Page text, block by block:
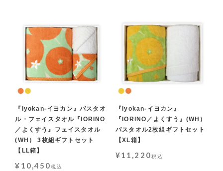
『iyokan-イヨカン』バスタオ
ル・フェイスタオル『IORINO
／よくすう』フェイスタオル
(WH） 3枚組ギフトセット
【LL箱】
¥ 10,450税込
『iyokan-イヨカン』
『IORINO／よくすう』(WH）
バスタオル2枚組ギフトセット
【XL箱】
¥11,220税込